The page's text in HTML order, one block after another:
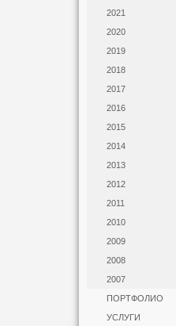
2021
2020
2019
2018
2017
2016
2015
2014
2013
2012
2011
2010
2009
2008
2007
ПОРТФОЛИО
УСЛУГИ